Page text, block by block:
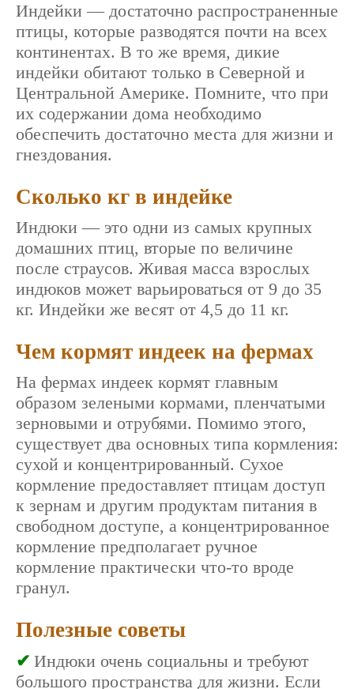
Индейки — достаточно распространенные
птицы, которые разводятся почти на всех
континентах. В то же время, дикие
индейки обитают только в Северной и
Центральной Америке. Помните, что при
их содержании дома необходимо
обеспечить достаточно места для жизни и
гнездования.
Сколько кг в индейке
Индюки — это одни из самых крупных
домашних птиц, вторые по величине
после страусов. Живая масса взрослых
индюков может варьироваться от 9 до 35
кг. Индейки же весят от 4,5 до 11 кг.
Чем кормят индеек на фермах
На фермах индеек кормят главным
образом зелеными кормами, пленчатыми
зерновыми и отрубями. Помимо этого,
существует два основных типа кормления:
сухой и концентрированный. Сухое
кормление предоставляет птицам доступ
к зернам и другим продуктам питания в
свободном доступе, а концентрированное
кормление предполагает ручное
кормление практически что-то вроде
гранул.
Полезные советы
Индюки очень социальны и требуют
большого пространства для жизни. Если